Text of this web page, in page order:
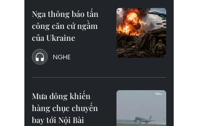
Nga thông báo tấn
công căn cứ ngầm
của Ukraine
NGHE
Mưa dông khiến
hàng chục chuyến
bay tới Nội Bài